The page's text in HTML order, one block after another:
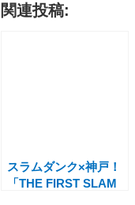
関連投稿:
スラムダンク×神戸！
「THE FIRST SLAM